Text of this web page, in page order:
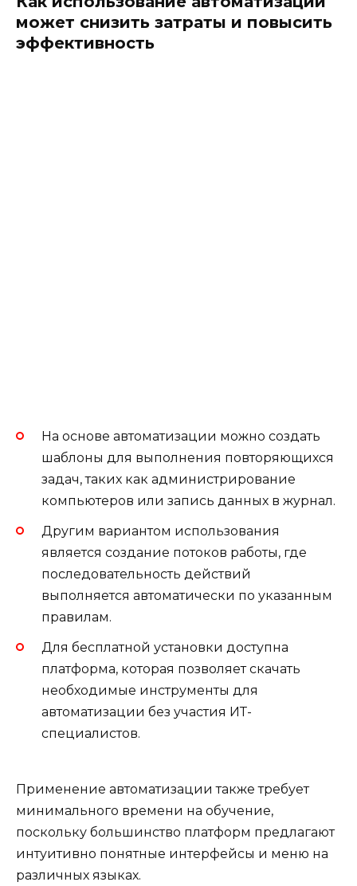
может снизить затраты и повысить
эффективность
На основе автоматизации можно создать
шаблоны для выполнения повторяющихся
задач, таких как администрирование
компьютеров или запись данных в журнал.
Другим вариантом использования
является создание потоков работы, где
последовательность действий
выполняется автоматически по указанным
правилам.
Для бесплатной установки доступна
платформа, которая позволяет скачать
необходимые инструменты для
автоматизации без участия ИТ-
специалистов.
Применение автоматизации также требует
минимального времени на обучение,
поскольку большинство платформ предлагают
интуитивно понятные интерфейсы и меню на
различных языках.